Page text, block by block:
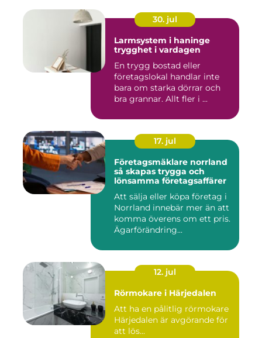
30. jul
Larmsystem i haninge
trygghet i vardagen
En trygg bostad eller
företagslokal handlar inte
bara om starka dörrar och
bra grannar. Allt fler i ...
17. jul
Företagsmäklare norrland
så skapas trygga och
lönsamma företagsaffärer
Att sälja eller köpa företag i
Norrland innebär mer än att
komma överens om ett pris.
Ägarförändring...
12. jul
Rörmokare i Härjedalen
Att ha en pålitlig rörmokare
Härjedalen är avgörande för
att lös...